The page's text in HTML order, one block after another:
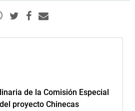
de la Comisión Especial
proyecto Chinecas